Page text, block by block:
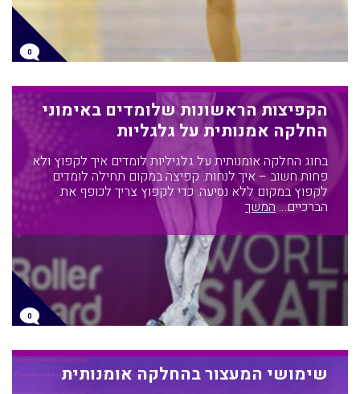
0
הקפיצות הראשונות שלומדים באימוני
החלקה אמנותית על גלגליות
בחוג החלקה אומנותית על גלגיליות לומדים איך לקפוץ ולא
פחות חשוב – איך לנחות. קפיצה במקום תחילה לומדים
לקפוץ במקום ללא נסיעה. כדי לקפוץ צריך לכופף את
הברכיים…המשך
0
שימושי המעצור בהחלקה אומנותית